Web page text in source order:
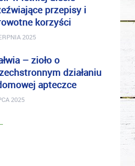
przepisy i
korzyści
2025
– zioło o
działaniu
apteczce
2025